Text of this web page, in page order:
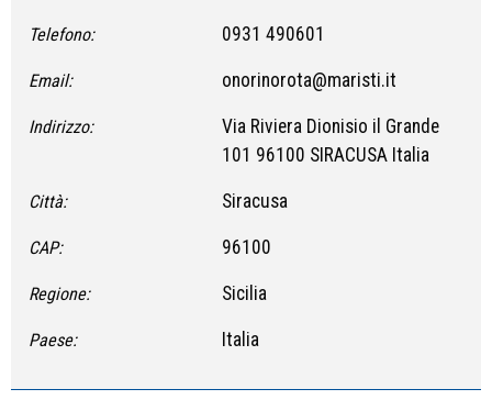
Telefono: 0931 490601
Email: onorinorota@maristi.it
Indirizzo:
Via Riviera Dionisio il Grande
101 96100 SIRACUSA Italia
Città: Siracusa
CAP: 96100
Regione: Sicilia
Paese: Italia